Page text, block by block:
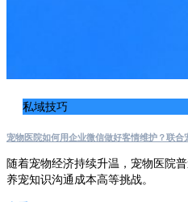
私域技巧
宠物医院如何用企业微信做好客情维护？联
随着宠物经济持续升温，宠物医院
养宠知识沟通成本高等挑战。